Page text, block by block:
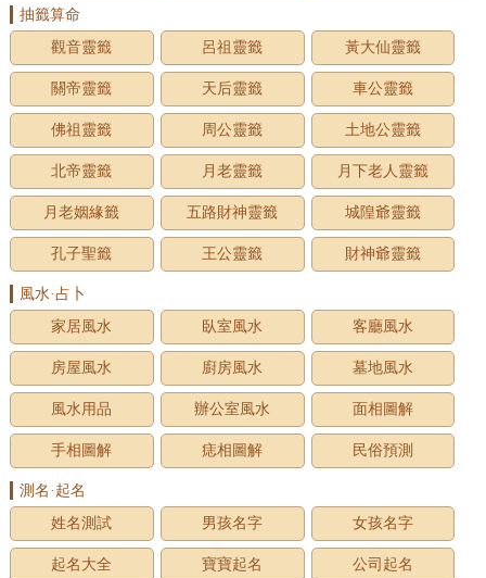
抽籤算命
觀音靈籤
呂祖靈籤 黃大仙靈籤
關帝靈籤 天后靈籤 車公靈籤
佛祖靈籤 周公靈籤 土地公靈籤
北帝靈籤 月老靈籤 月下老人靈籤
月老姻緣籤 五路財神靈籤 城隍爺靈籤
孔子聖籤 王公靈籤 財神爺靈籤
風水·占卜
家居風水
臥室風水 客廳風水
房屋風水 廚房風水 墓地風水
風水用品 辦公室風水 面相圖解
手相圖解 痣相圖解 民俗預測
測名·起名
姓名測試
男孩名字 女孩名字
起名大全 寶寶起名 公司起名